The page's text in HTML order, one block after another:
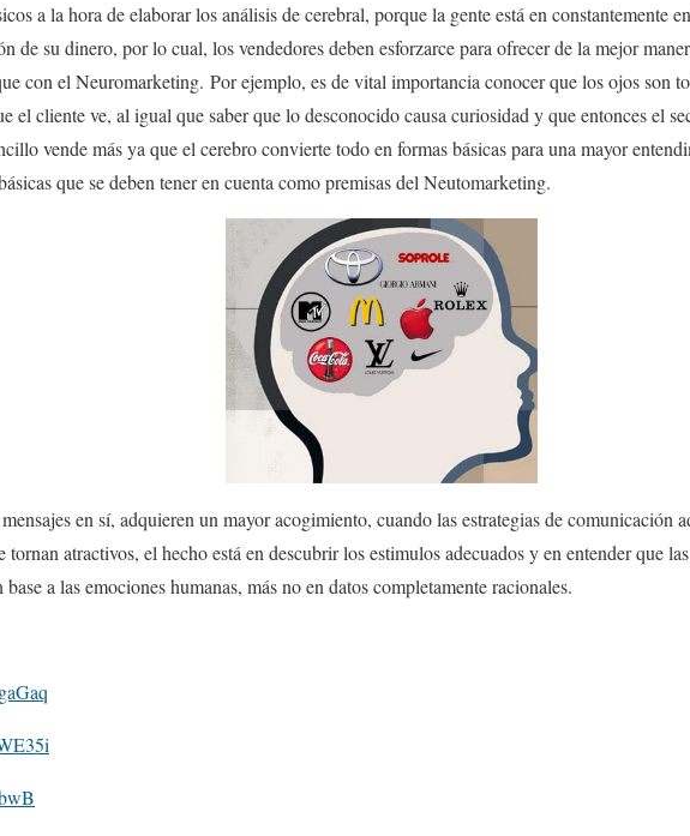
a la hora de elaborar los análisis de cerebral, porque la gente está en constantemente
de su dinero, por lo cual, los vendedores deben esforzarce para ofrecer de la mejor
con el Neuromarketing. Por ejemplo, es de vital importancia conocer que los ojos son
el cliente ve, al igual que saber que lo desconocido causa curiosidad y que entonces el
vende más ya que el cerebro convierte todo en formas básicas para una mayor
que se deben tener en cuenta como premisas del Neutomarketing.
en sí, adquieren un mayor acogimiento, cuando las estrategias de comunicación
tornan atractivos, el hecho está en descubrir los estimulos adecuados y en entender que
base a las emociones humanas, más no en datos completamente racionales.